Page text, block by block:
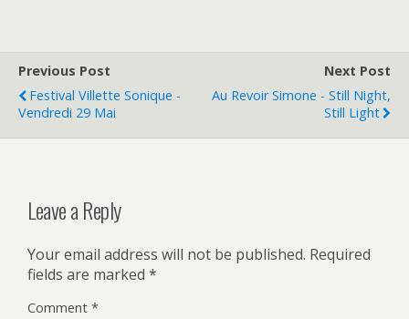
Previous Post
Festival Villette Sonique -
Vendredi 29 Mai
Next Post
Au Revoir Simone - Still Night,
Still Light
Leave a Reply
Your email address will not be published. Required
fields are marked *
Comment *